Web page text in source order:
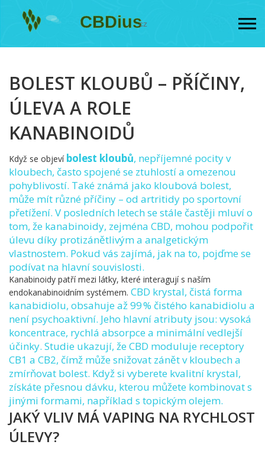
BOLEST KLOUBŮ – PŘÍČINY,
ÚLEVA A ROLE
KANABINOIDŮ
Když se objeví bolest kloubů, nepříjemné pocity v
kloubech, často spojené se ztuhlostí a omezenou
pohyblivostí. Také známá jako kloubová bolest,
může mít různé příčiny – od artritidy po sportovní
přetížení. V posledních letech se stále častěji mluví o
tom, že kanabinoidy, zejména CBD, mohou podpořit
úlevu díky protizánětlivým a analgetickým
vlastnostem. Pokud vás zajímá, jak na to, pojďme se
podívat na hlavní souvislosti.
Kanabinoidy patří mezi látky, které interagují s naším
endokanabinoidním systémem. CBD krystal, čistá forma
kanabidiolu, obsahuje až 99 % čistého kanabidiolu a
není psychoaktivní. Jeho hlavní atributy jsou: vysoká
koncentrace, rychlá absorpce a minimální vedlejší
účinky. Studie ukazují, že CBD moduluje receptory
CB1 a CB2, čímž může snižovat zánět v kloubech a
zmírňovat bolest. Když si vyberete kvalitní krystal,
získáte přesnou dávku, kterou můžete kombinovat s
jinými formami, například s topickým olejem.
JAKÝ VLIV MÁ VAPING NA RYCHLOST
ÚLEVY?